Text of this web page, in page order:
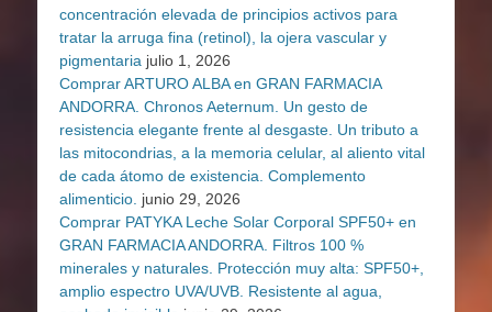
concentración elevada de principios activos para
tratar la arruga fina (retinol), la ojera vascular y
pigmentaria julio 1, 2026
Comprar ARTURO ALBA en GRAN FARMACIA
ANDORRA. Chronos Aeternum. Un gesto de
resistencia elegante frente al desgaste. Un tributo a
las mitocondrias, a la memoria celular, al aliento vital
de cada átomo de existencia. Complemento
alimenticio. junio 29, 2026
Comprar PATYKA Leche Solar Corporal SPF50+ en
GRAN FARMACIA ANDORRA. Filtros 100 %
minerales y naturales. Protección muy alta: SPF50+,
amplio espectro UVA/UVB. Resistente al agua,